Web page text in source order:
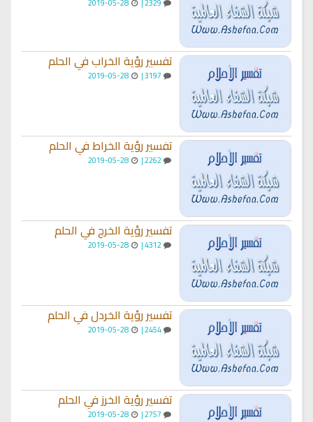
تفسير رؤية الخراب في الحلم
2019-05-28
تفسير رؤية الخراط في الحلم
2262 |
2019-05-28
تفسير رؤية الخرج في الحلم
4312 |
2019-05-28
تفسير رؤية الخردل في الحلم
2454 |
2019-05-28
تفسير رؤية الخرز في الحلم
2019-05-28